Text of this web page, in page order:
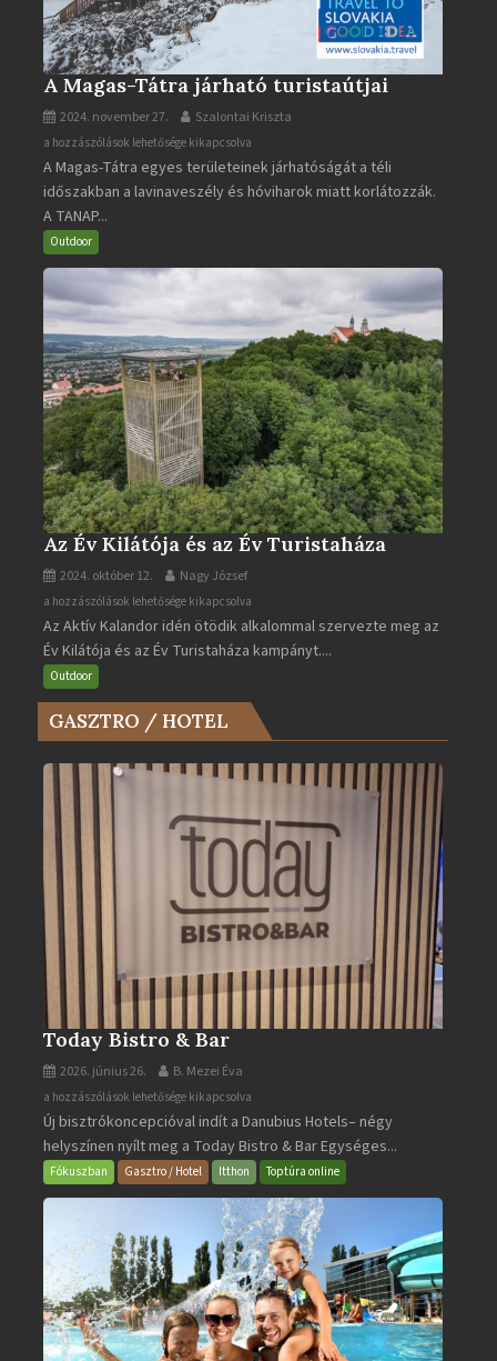
A Magas-Tátra járható turistaútjai
2024. november 27. Szalontai Kriszta
A
Magas-
Tátra
járható
turistaútjai
a hozzászólások lehetősége kikapcsolva
A Magas-Tátra egyes területeinek járhatóságát a téli
időszakban a lavinaveszély és hóviharok miatt korlátozzák.
A TANAP...
Outdoor
Az Év Kilátója és az Év Turistaháza
2024. október 12. Nagy József
Az
Év
Kilátója
és
az
Év
bejegyzéshez
a hozzászólások lehetősége kikapcsolva
Az Aktív Kalandor idén ötödik alkalommal szervezte meg az
Év Kilátója és az Év Turistaháza kampányt....
Outdoor
GASZTRO / HOTEL
Today Bistro & Bar
2026. június 26. B. Mezei Éva
Today
Bistro
&
Bar
bejegyzéshez
a hozzászólások lehetősége kikapcsolva
Új bisztrókoncepcióval indít a Danubius Hotels– négy
helyszínen nyílt meg a Today Bistro & Bar Egységes...
Fókuszban Gasztro / Hotel Itthon Toptúra online